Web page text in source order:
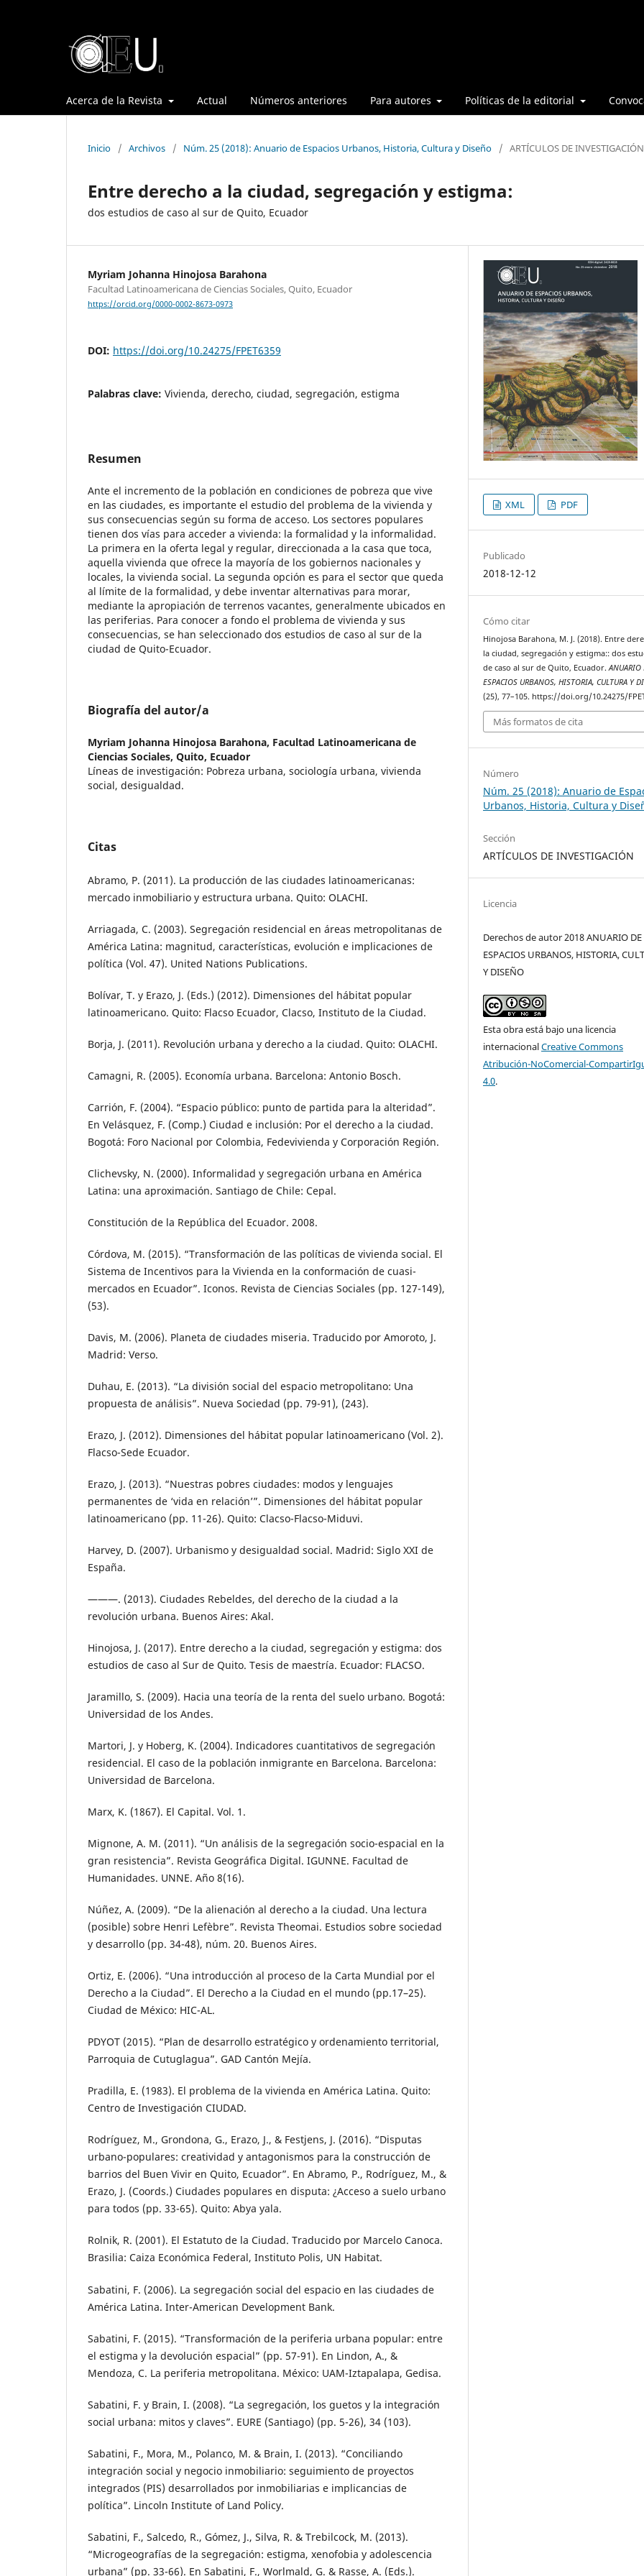
Acerca de la Revista Actual Números anteriores Para autores Políticas de la editorial
Inicio / Archivos / Núm. 25 (2018): Anuario de Espacios Urbanos, Historia, Cultura y Diseño / ARTÍCULOS DE INVESTIGACIÓN
Entre derecho a la ciudad, segregación y estigma:
dos estudios de caso al sur de Quito, Ecuador
Myriam Johanna Hinojosa Barahona
Facultad Latinoamericana de Ciencias Sociales, Quito, Ecuador
https://orcid.org/0000-0002-8673-0973
DOI: https://doi.org/10.24275/FPET6359
Palabras clave: Vivienda, derecho, ciudad, segregación, estigma
Resumen
Ante el incremento de la población en condiciones de pobreza que vive
en las ciudades, es importante el estudio del problema de la vivienda y
sus consecuencias según su forma de acceso. Los sectores populares
tienen dos vías para acceder a vivienda: la formalidad y la informalidad.
La primera en la oferta legal y regular, direccionada a la casa que toca,
aquella vivienda que ofrece la mayoría de los gobiernos nacionales y
locales, la vivienda social. La segunda opción es para el sector que queda
al límite de la formalidad, y debe inventar alternativas para morar,
mediante la apropiación de terrenos vacantes, generalmente ubicados en
las periferias. Para conocer a fondo el problema de vivienda y sus
consecuencias, se han seleccionado dos estudios de caso al sur de la
ciudad de Quito-Ecuador.
Biografía del autor/a
Myriam Johanna Hinojosa Barahona, Facultad Latinoamericana de
Ciencias Sociales, Quito, Ecuador
Líneas de investigación: Pobreza urbana, sociología urbana, vivienda
social, desigualdad.
Citas
Abramo, P. (2011). La producción de las ciudades latinoamericanas:
mercado inmobiliario y estructura urbana. Quito: OLACHI.
Arriagada, C. (2003). Segregación residencial en áreas metropolitanas de
América Latina: magnitud, características, evolución e implicaciones de
política (Vol. 47). United Nations Publications.
Bolívar, T. y Erazo, J. (Eds.) (2012). Dimensiones del hábitat popular
latinoamericano. Quito: Flacso Ecuador, Clacso, Instituto de la Ciudad.
Borja, J. (2011). Revolución urbana y derecho a la ciudad. Quito: OLACHI.
Camagni, R. (2005). Economía urbana. Barcelona: Antonio Bosch.
Carrión, F. (2004). “Espacio público: punto de partida para la alteridad”.
En Velásquez, F. (Comp.) Ciudad e inclusión: Por el derecho a la ciudad.
Bogotá: Foro Nacional por Colombia, Fedevivienda y Corporación Región.
Clichevsky, N. (2000). Informalidad y segregación urbana en América
Latina: una aproximación. Santiago de Chile: Cepal.
Constitución de la República del Ecuador. 2008.
Córdova, M. (2015). “Transformación de las políticas de vivienda social. El
Sistema de Incentivos para la Vivienda en la conformación de cuasi-
mercados en Ecuador”. Iconos. Revista de Ciencias Sociales (pp. 127-149),
(53).
Davis, M. (2006). Planeta de ciudades miseria. Traducido por Amoroto, J.
Madrid: Verso.
Duhau, E. (2013). “La división social del espacio metropolitano: Una
propuesta de análisis”. Nueva Sociedad (pp. 79-91), (243).
Erazo, J. (2012). Dimensiones del hábitat popular latinoamericano (Vol. 2).
Flacso-Sede Ecuador.
Erazo, J. (2013). “Nuestras pobres ciudades: modos y lenguajes
permanentes de ‘vida en relación’”. Dimensiones del hábitat popular
latinoamericano (pp. 11-26). Quito: Clacso-Flacso-Miduvi.
Harvey, D. (2007). Urbanismo y desigualdad social. Madrid: Siglo XXI de
España.
———. (2013). Ciudades Rebeldes, del derecho de la ciudad a la
revolución urbana. Buenos Aires: Akal.
Hinojosa, J. (2017). Entre derecho a la ciudad, segregación y estigma: dos
estudios de caso al Sur de Quito. Tesis de maestría. Ecuador: FLACSO.
Jaramillo, S. (2009). Hacia una teoría de la renta del suelo urbano. Bogotá:
Universidad de los Andes.
Martori, J. y Hoberg, K. (2004). Indicadores cuantitativos de segregación
residencial. El caso de la población inmigrante en Barcelona. Barcelona:
Universidad de Barcelona.
Marx, K. (1867). El Capital. Vol. 1.
Mignone, A. M. (2011). “Un análisis de la segregación socio-espacial en la
gran resistencia”. Revista Geográfica Digital. IGUNNE. Facultad de
Humanidades. UNNE. Año 8(16).
Núñez, A. (2009). “De la alienación al derecho a la ciudad. Una lectura
(posible) sobre Henri Lefèbre”. Revista Theomai. Estudios sobre sociedad
y desarrollo (pp. 34-48), núm. 20. Buenos Aires.
Ortiz, E. (2006). “Una introducción al proceso de la Carta Mundial por el
Derecho a la Ciudad”. El Derecho a la Ciudad en el mundo (pp.17–25).
Ciudad de México: HIC-AL.
PDYOT (2015). “Plan de desarrollo estratégico y ordenamiento territorial,
Parroquia de Cutuglagua”. GAD Cantón Mejía.
Pradilla, E. (1983). El problema de la vivienda en América Latina. Quito:
Centro de Investigación CIUDAD.
Rodríguez, M., Grondona, G., Erazo, J., & Festjens, J. (2016). “Disputas
urbano-populares: creatividad y antagonismos para la construcción de
barrios del Buen Vivir en Quito, Ecuador”. En Abramo, P., Rodríguez, M., &
Erazo, J. (Coords.) Ciudades populares en disputa: ¿Acceso a suelo urbano
para todos (pp. 33-65). Quito: Abya yala.
Rolnik, R. (2001). El Estatuto de la Ciudad. Traducido por Marcelo Canoca.
Brasilia: Caiza Económica Federal, Instituto Polis, UN Habitat.
Sabatini, F. (2006). La segregación social del espacio en las ciudades de
América Latina. Inter-American Development Bank.
Sabatini, F. (2015). “Transformación de la periferia urbana popular: entre
el estigma y la devolución espacial” (pp. 57-91). En Lindon, A., &
Mendoza, C. La periferia metropolitana. México: UAM-Iztapalapa, Gedisa.
Sabatini, F. y Brain, I. (2008). “La segregación, los guetos y la integración
social urbana: mitos y claves”. EURE (Santiago) (pp. 5-26), 34 (103).
Sabatini, F., Mora, M., Polanco, M. & Brain, I. (2013). “Conciliando
integración social y negocio inmobiliario: seguimiento de proyectos
integrados (PIS) desarrollados por inmobiliarias e implicancias de
política”. Lincoln Institute of Land Policy.
Sabatini, F., Salcedo, R., Gómez, J., Silva, R. & Trebilcock, M. (2013).
“Microgeografías de la segregación: estigma, xenofobia y adolescencia
urbana” (pp. 33-66). En Sabatini, F., Worlmald, G. & Rasse, A. (Eds.).
XML PDF
Publicado
2018-12-12
Cómo citar
Hinojosa Barahona, M. J. (2018). Entre
la ciudad, segregación y estigma:: dos
de caso al sur de Quito, Ecuador.ANUARIO
ESPACIOS URBANOS, HISTORIA, CULTURA Y
(25), 77–105. https://doi.org/10.24275/
Más formatos de cita
Número
Núm. 25 (2018): Anuario de
Urbanos, Historia, Cultura y
Sección
ARTÍCULOS DE INVESTIGACIÓN
Licencia
Derechos de autor 2018 ANUARIO DE
ESPACIOS URBANOS, HISTORIA,
Y DISEÑO
Esta obra está bajo una licencia
internacionalCreative Commons
Atribución-NoComercial-
4.0.